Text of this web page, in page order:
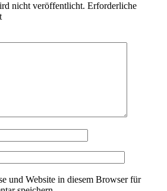
nicht veröffentlicht. Erforderliche
und Website in diesem Browser für